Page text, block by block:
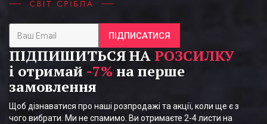
ПІДПИСАТИСЯ
ПІДПИШИТЬСЯ НА РОЗСИЛКУ
і отримай -7% на перше
замовлення
Щоб дізнаватися про наші розпродажі та акції, коли ще є з
чого вибрати. Ми не спамимо. Ви отримаєте 2-4 листи на